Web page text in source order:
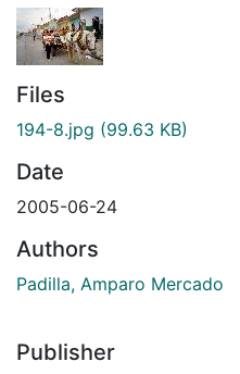
Files
194-8.jpg (99.63 KB)
Date
2005-06-24
Authors
Padilla, Amparo Mercado
Publisher